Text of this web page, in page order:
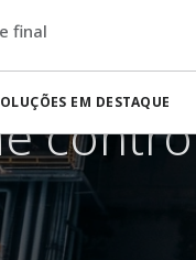
final
EM DESTAQUE